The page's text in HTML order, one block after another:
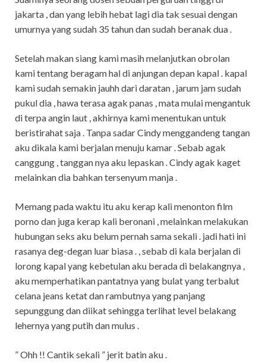
jakarta , dan yang lebih hebat lagi dia tak sesuai dengan
umurnya yang sudah 35 tahun dan sudah beranak dua .
Setelah makan siang kami masih melanjutkan obrolan
kami tentang beragam hal di anjungan depan kapal . kapal
kami sudah semakin jauhh dari daratan , jarum jam sudah
pukul dia , hawa terasa agak panas , mata mulai mengantuk
di terpa angin laut , akhirnya kami menentukan untuk
beristirahat saja . Tanpa sadar Cindy menggandeng tangan
aku dikala kami berjalan menuju kamar . Sebab agak
canggung , tanggan nya aku lepaskan . Cindy agak kaget
melainkan dia bahkan tersenyum manja .
Memang pada waktu itu aku kerap kali menonton film
porno dan juga kerap kali beronani , melainkan melakukan
hubungan seks aku belum pernah sama sekali . jadi hati ini
rasanya deg-degan luar biasa . , sebab di kala berjalan di
lorong kapal yang kebetulan aku berada di belakangnya ,
aku memperhatikan pantatnya yang bulat yang terbalut
celana jeans ketat dan rambutnya yang panjang
sepunggung dan diikat sehingga terlihat level belakang
lehernya yang putih dan mulus .
” Ohh !! Cantik sekali ” jerit batin aku .